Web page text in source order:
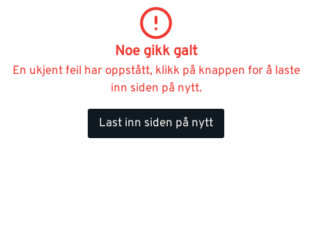
Noe gikk galt
En ukjent feil har oppstått, klikk på knappen for å laste
inn siden på nytt.
Last inn siden på nytt